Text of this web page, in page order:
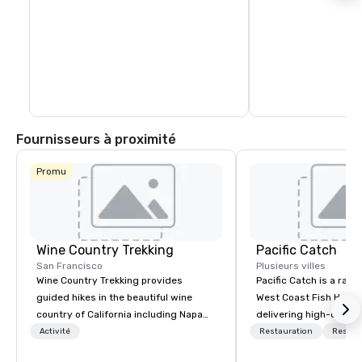
Fournisseurs à proximité
Promu
Wine Country Trekking
San Francisco
Wine Country Trekking provides
guided hikes in the beautiful wine
country of California including Napa
and Sonoma Valleys. These
Activité
Pacific Catch
Plusieurs villes
Pacific Catch is a
West Coast Fish
delivering high-
seafood with a
Restauration